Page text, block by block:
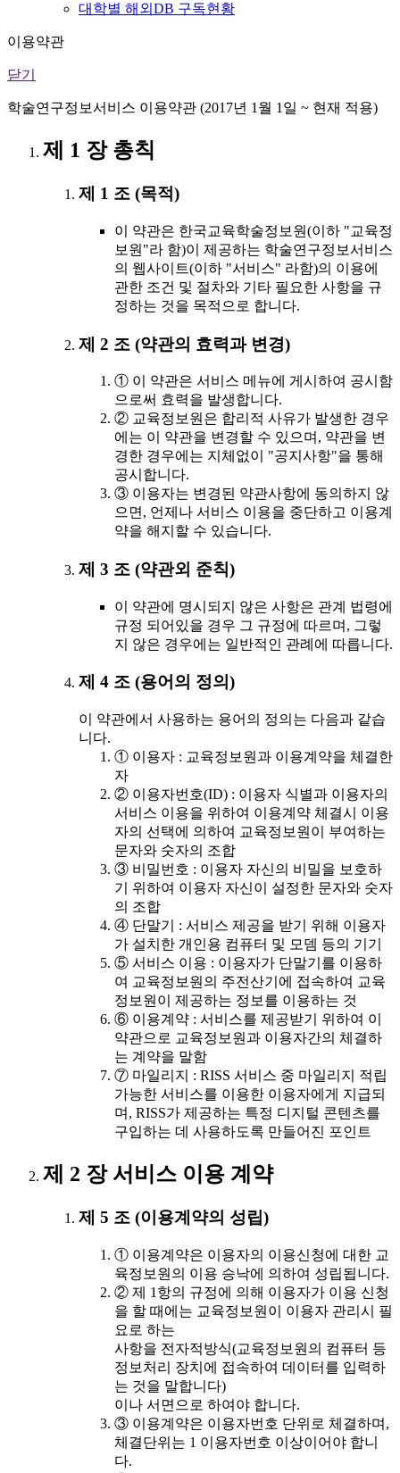
대학별 해외DB 구독현황
이용약관
닫기
학술연구정보서비스 이용약관 (2017년 1월 1일 ~ 현재 적용)
제 1 장 총칙
제 1 조 (목적)
이 약관은 한국교육학술정보원(이하 "교육정
보원"라 함)이 제공하는 학술연구정보서비스
의 웹사이트(이하 "서비스" 라함)의 이용에
관한 조건 및 절차와 기타 필요한 사항을 규
정하는 것을 목적으로 합니다.
제 2 조 (약관의 효력과 변경)
① 이 약관은 서비스 메뉴에 게시하여 공시함
으로써 효력을 발생합니다.
② 교육정보원은 합리적 사유가 발생한 경우
에는 이 약관을 변경할 수 있으며, 약관을 변
경한 경우에는 지체없이 "공지사항"을 통해
공시합니다.
③ 이용자는 변경된 약관사항에 동의하지 않
으면, 언제나 서비스 이용을 중단하고 이용계
약을 해지할 수 있습니다.
제 3 조 (약관외 준칙)
이 약관에 명시되지 않은 사항은 관계 법령에
규정 되어있을 경우 그 규정에 따르며, 그렇
지 않은 경우에는 일반적인 관례에 따릅니다.
제 4 조 (용어의 정의)
이 약관에서 사용하는 용어의 정의는 다음과 같습
니다.
① 이용자 : 교육정보원과 이용계약을 체결한
자
② 이용자번호(ID) : 이용자 식별과 이용자의
서비스 이용을 위하여 이용계약 체결시 이용
자의 선택에 의하여 교육정보원이 부여하는
문자와 숫자의 조합
③ 비밀번호 : 이용자 자신의 비밀을 보호하
기 위하여 이용자 자신이 설정한 문자와 숫자
의 조합
④ 단말기 : 서비스 제공을 받기 위해 이용자
가 설치한 개인용 컴퓨터 및 모뎀 등의 기기
⑤ 서비스 이용 : 이용자가 단말기를 이용하
여 교육정보원의 주전산기에 접속하여 교육
정보원이 제공하는 정보를 이용하는 것
⑥ 이용계약 : 서비스를 제공받기 위하여 이
약관으로 교육정보원과 이용자간의 체결하
는 계약을 말함
⑦ 마일리지 : RISS 서비스 중 마일리지 적립
가능한 서비스를 이용한 이용자에게 지급되
며, RISS가 제공하는 특정 디지털 콘텐츠를
구입하는 데 사용하도록 만들어진 포인트
제 2 장 서비스 이용 계약
제 5 조 (이용계약의 성립)
① 이용계약은 이용자의 이용신청에 대한 교
육정보원의 이용 승낙에 의하여 성립됩니다.
② 제 1항의 규정에 의해 이용자가 이용 신청
을 할 때에는 교육정보원이 이용자 관리시 필
요로 하는
사항을 전자적방식(교육정보원의 컴퓨터 등
정보처리 장치에 접속하여 데이터를 입력하
는 것을 말합니다)
이나 서면으로 하여야 합니다.
③ 이용계약은 이용자번호 단위로 체결하며,
체결단위는 1 이용자번호 이상이어야 합니
다.